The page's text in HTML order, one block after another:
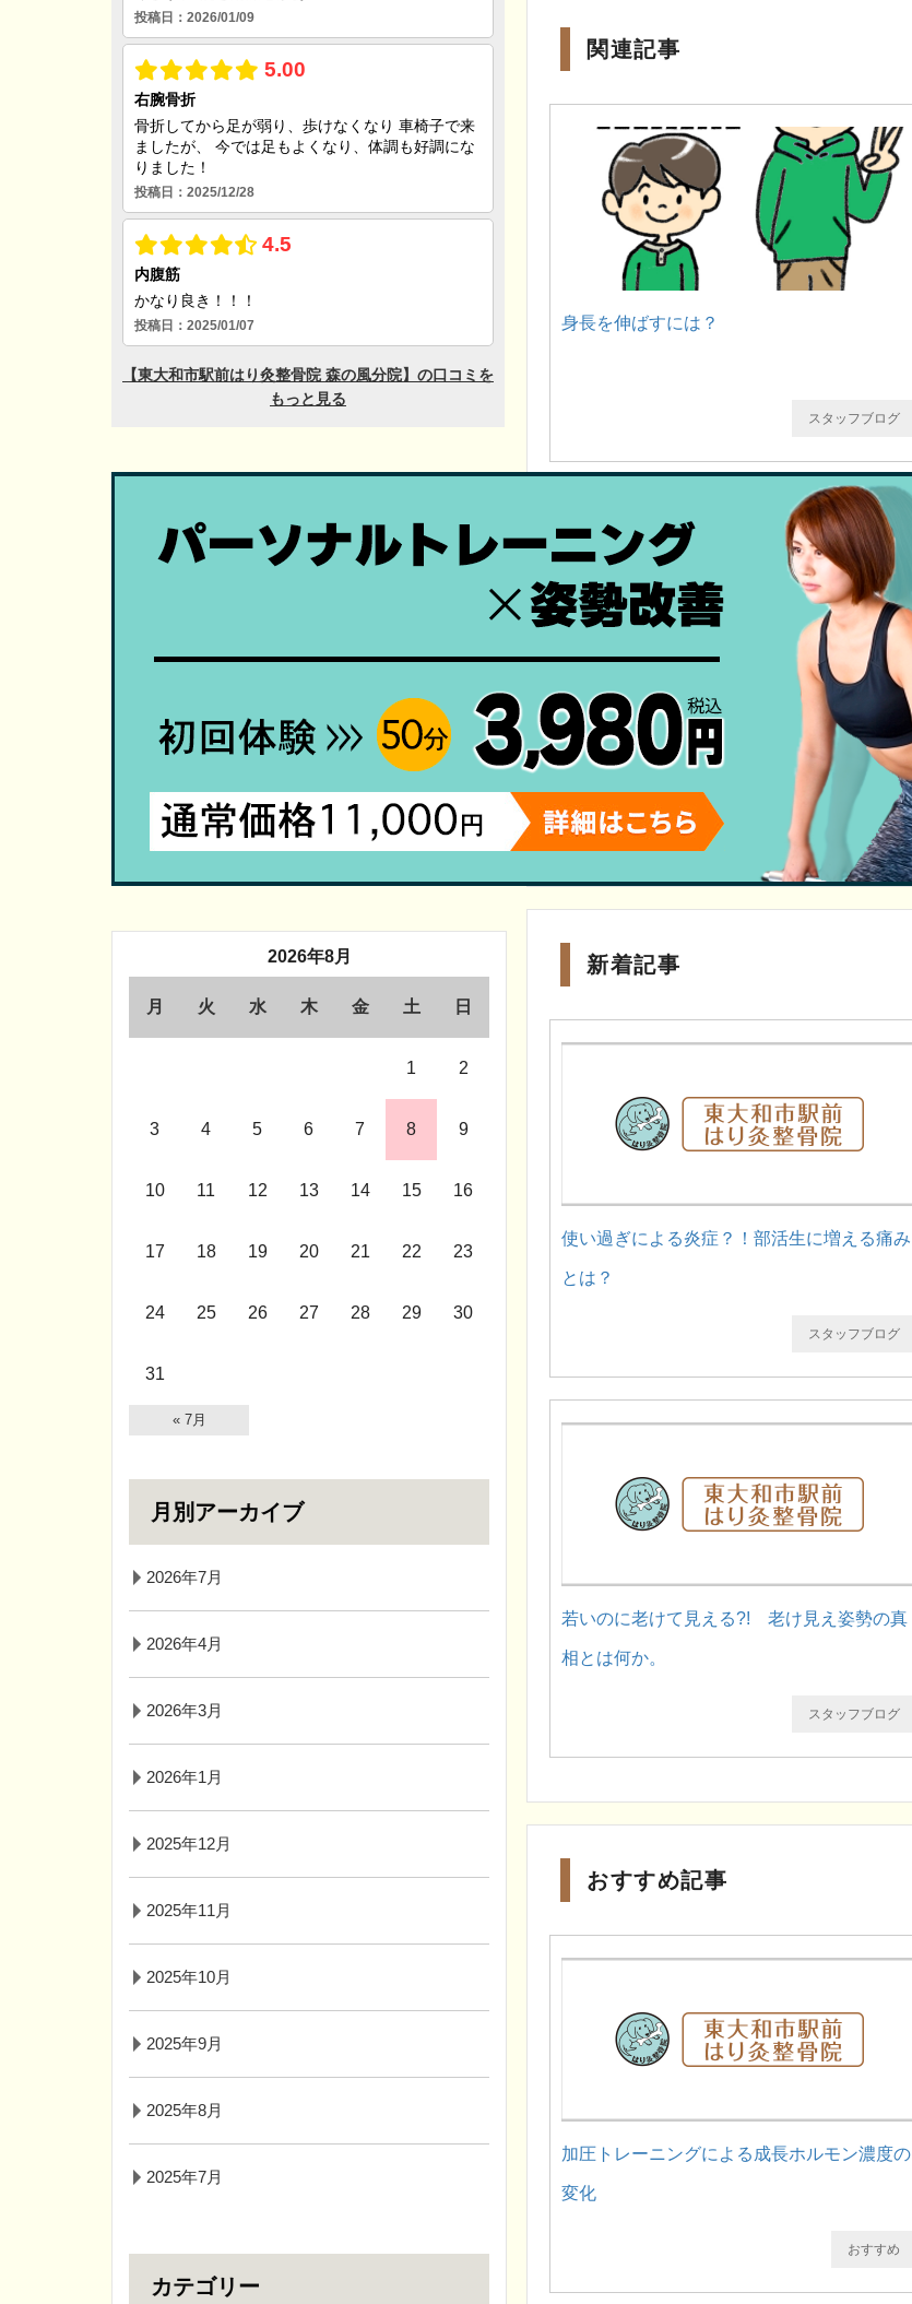
関連記事
身長を伸ばすには？
スタッフブログ
後十字靭帯(PCL)損傷について
スタッフブログ
新着記事
使い過ぎによる炎症？！部活生に増える痛み
とは？
スタッフブログ
若いのに老けて見える?! 老け見え姿勢の真
相とは何か。
スタッフブログ
おすすめ記事
加圧トレーニングによる成長ホルモン濃度の
変化
おすすめ
2026年8月
月 火 水 木 金 土 日
1 2
3 4 5 6 7 8 9
10 11 12 13 14 15 16
17 18 19 20 21 22 23
24 25 26 27 28 29 30
31
« 7月
月別アーカイブ
2026年7月
2026年4月
2026年3月
2026年1月
2025年12月
2025年11月
2025年10月
2025年9月
2025年8月
2025年7月
カテゴリー